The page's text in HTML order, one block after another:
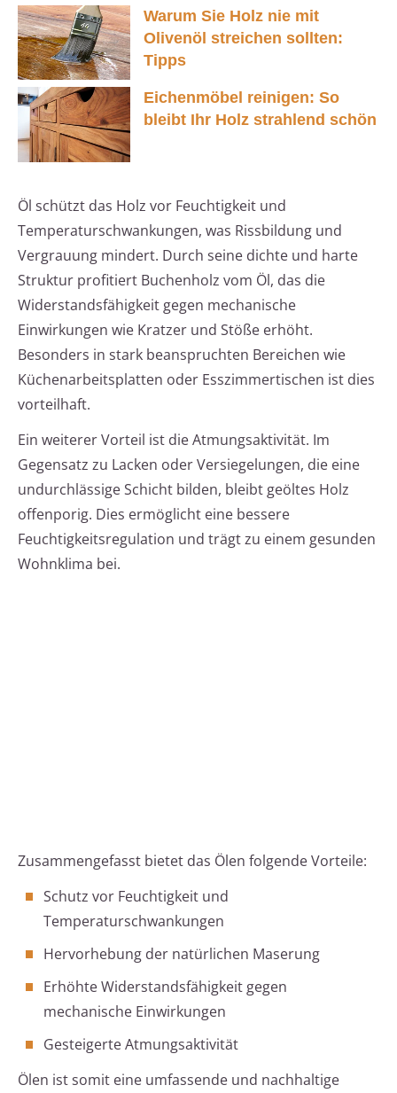
Warum Sie Holz nie mit
Olivenöl streichen sollten:
Tipps
Eichenmöbel reinigen: So
bleibt Ihr Holz strahlend schön
Öl schützt das Holz vor Feuchtigkeit und
Temperaturschwankungen, was Rissbildung und
Vergrauung mindert. Durch seine dichte und harte
Struktur profitiert Buchenholz vom Öl, das die
Widerstandsfähigkeit gegen mechanische
Einwirkungen wie Kratzer und Stöße erhöht.
Besonders in stark beanspruchten Bereichen wie
Küchenarbeitsplatten oder Esszimmertischen ist dies
vorteilhaft.
Ein weiterer Vorteil ist die Atmungsaktivität. Im
Gegensatz zu Lacken oder Versiegelungen, die eine
undurchlässige Schicht bilden, bleibt geöltes Holz
offenporig. Dies ermöglicht eine bessere
Feuchtigkeitsregulation und trägt zu einem gesunden
Wohnklima bei.
Zusammengefasst bietet das Ölen folgende Vorteile:
Schutz vor Feuchtigkeit und
Temperaturschwankungen
Hervorhebung der natürlichen Maserung
Erhöhte Widerstandsfähigkeit gegen
mechanische Einwirkungen
Gesteigerte Atmungsaktivität
Ölen ist somit eine umfassende und nachhaltige